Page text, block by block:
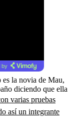
by
es la novia de Mau,
diciendo que ella
varias pruebas
así un integrante